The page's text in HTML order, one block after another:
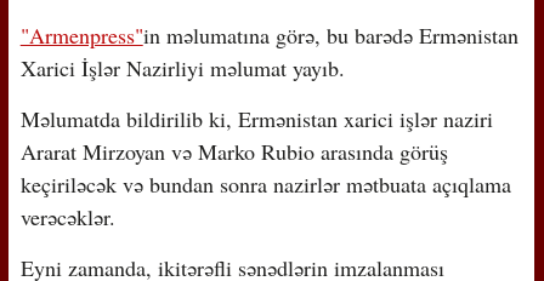
"Armenpress"in məlumatına görə, bu barədə Ermənistan
Xarici İşlər Nazirliyi məlumat yayıb.
Məlumatda bildirilib ki, Ermənistan xarici işlər naziri
Ararat Mirzoyan və Marko Rubio arasında görüş
keçiriləcək və bundan sonra nazirlər mətbuata açıqlama
verəcəklər.
Eyni zamanda, ikitərəfli sənədlərin imzalanması